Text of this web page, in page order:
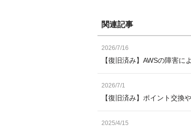
関連記事
2026/7/16
【復旧済み】AWSの障害に
2026/7/1
【復旧済み】ポイント交換
2025/4/15